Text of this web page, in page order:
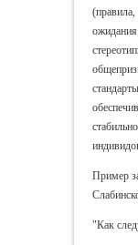
(правила,
ожидания
Пример
"Как